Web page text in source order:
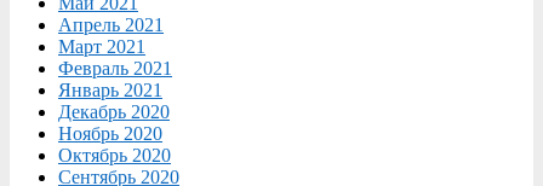
Апрель 2021
Март 2021
Февраль 2021
Январь 2021
Декабрь 2020
Ноябрь 2020
Октябрь 2020
Сентябрь 2020